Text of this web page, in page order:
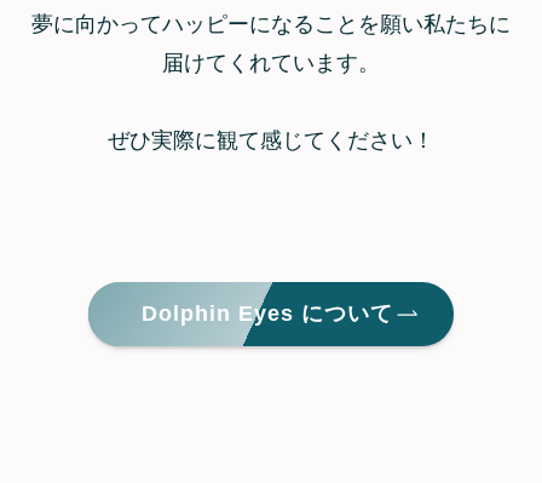
夢に向かってハッピーになることを願い私たちに
届けてくれています。
ぜひ実際に観て感じてください！
Dolphin Eyes について